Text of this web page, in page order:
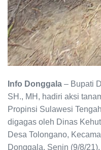
Info Donggala – Bupati
SH., MH, hadiri aksi
Propinsi Sulawesi
digagas oleh Dinas
Desa Tolongano,
Donggala, Senin (9/8/21).